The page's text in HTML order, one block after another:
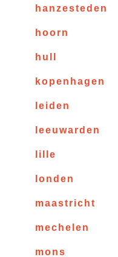
hanzesteden
hoorn
hull
kopenhagen
leiden
leeuwarden
lille
londen
maastricht
mechelen
mons